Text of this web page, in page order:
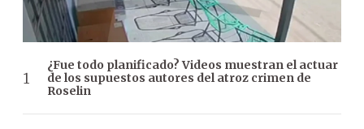
¿Fue todo planificado? Videos muestran el actuar
de los supuestos autores del atroz crimen de
Roselin